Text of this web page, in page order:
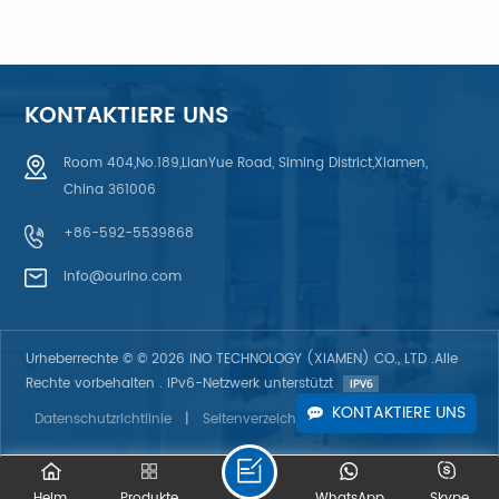
KONTAKTIERE UNS
ERFAHREN SIE ERFAHREN SIE
KONTAKTIERE UNS
Room 404,No.189,LianYue Road, Siming District,Xiamen,
China 361006
+86-592-5539868
info@ourino.com
Urheberrechte © © 2026 INO TECHNOLOGY (XIAMEN) CO., LTD .Alle
Rechte vorbehalten . IPv6-Netzwerk unterstützt
Datenschutzrichtlinie
| Seitenverzeichnis | Blog | XML